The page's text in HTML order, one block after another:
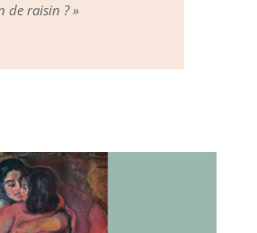
de raisin ? »